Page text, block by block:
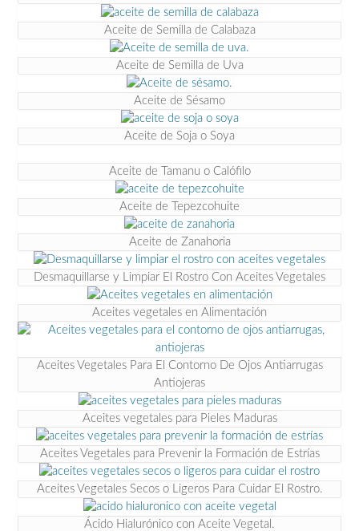
Aceite de Semilla de Calabaza
Aceite de Semilla de Uva
Aceite de Sésamo
Aceite de Soja o Soya
Aceite de Tamanu o Calófilo
Aceite de Tepezcohuite
Aceite de Zanahoria
Desmaquillarse y Limpiar El Rostro Con Aceites Vegetales
Aceites vegetales en Alimentación
Aceites Vegetales Para El Contorno De Ojos Antiarrugas
Antiojeras
Aceites vegetales para Pieles Maduras
Aceites Vegetales para Prevenir la Formación de Estrías
Aceites Vegetales Secos o Ligeros Para Cuidar El Rostro.
Ácido Hialurónico con Aceite Vegetal.